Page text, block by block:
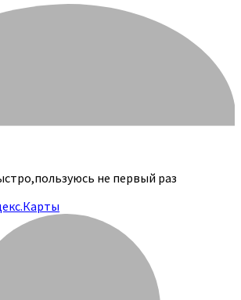
не первый раз